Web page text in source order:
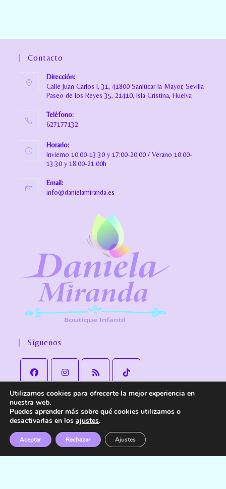
Contacto
Dirección:
Calle Juan Carlos I, 31, 41800 Sanlúcar la Mayor, Sevilla
Paseo de los Reyes 35, 21410, Isla Cristina, Huelva
Teléfono:
627177132
Horario:
Invierno 10:00-13:30 y 17:00-20:00 / Verano 10:00-
13:30 y 18:00-21:00h
Email:
info@danielamiranda.es
Síguenos
Aviso Legal Política de Privacidad
Política de Envío y devoluciones
Accesibilidad
Utilizamos cookies para ofrecerte la mejor experiencia en
nuestra web.
Puedes aprender más sobre qué cookies utilizamos o
desactivarlas en los ajustes.
Aceptar Rechazar Ajustes